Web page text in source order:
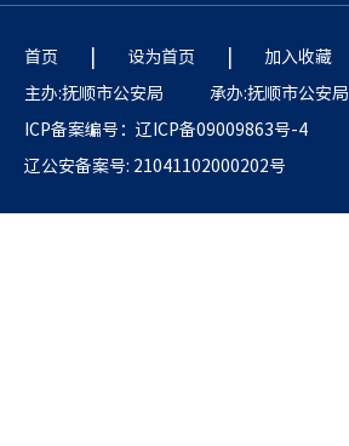
首页 | 设为首页 |
加入收藏
主办:抚顺市公安局
承办:抚顺市公安局
ICP备案编号：辽ICP备09009863号-4
辽公安备案号: 21041102000202号